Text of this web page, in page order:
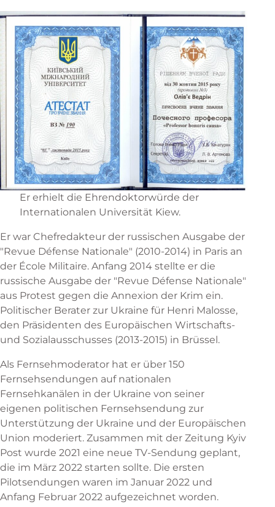
Er erhielt die Ehrendoktorwürde der
Internationalen Universität Kiew.
Er war Chefredakteur der russischen Ausgabe der
"Revue Défense Nationale" (2010-2014) in Paris an
der École Militaire. Anfang 2014 stellte er die
russische Ausgabe der "Revue Défense Nationale"
aus Protest gegen die Annexion der Krim ein.
Politischer Berater zur Ukraine für Henri Malosse,
den Präsidenten des Europäischen Wirtschafts-
und Sozialausschusses (2013-2015) in Brüssel.
Als Fernsehmoderator hat er über 150
Fernsehsendungen auf nationalen
Fernsehkanälen in der Ukraine von seiner
eigenen politischen Fernsehsendung zur
Unterstützung der Ukraine und der Europäischen
Union moderiert. Zusammen mit der Zeitung Kyiv
Post wurde 2021 eine neue TV-Sendung geplant,
die im März 2022 starten sollte. Die ersten
Pilotsendungen waren im Januar 2022 und
Anfang Februar 2022 aufgezeichnet worden.